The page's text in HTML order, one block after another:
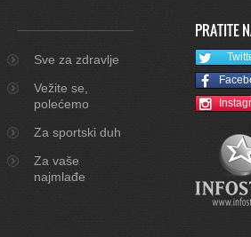
Sve za zdravlje
Vežite se,
polećemo
Za sportski duh
Za vaše
najmlađe
PRATITE